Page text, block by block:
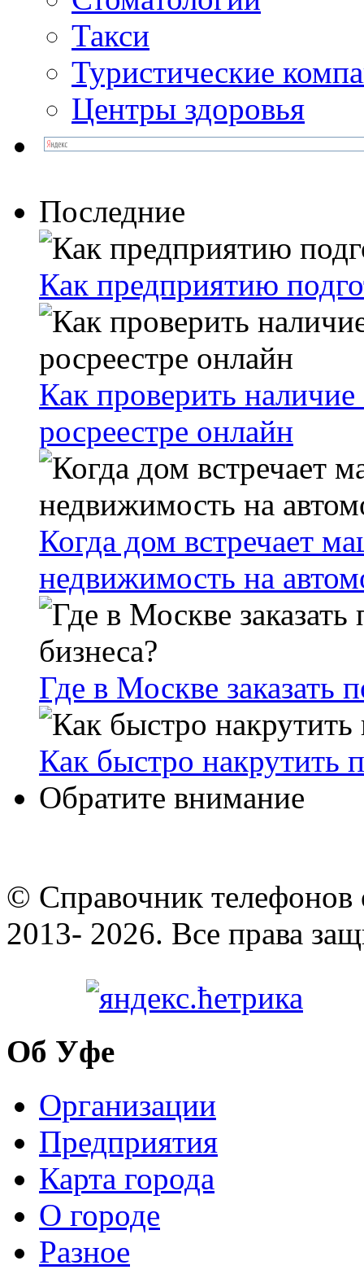
Такси
Туристические
Центры здоровья
Последние
Как предприятию
Как проверить наличие
росреестре онлайн
Когда дом встречает
недвижимость на
Где в Москве заказать
Как быстро накрутить
Обратите внимание
© Cправочник телефонов
2013- 2026. Все права
Об Уфе
Организации
Предприятия
Карта города
О городе
Разное